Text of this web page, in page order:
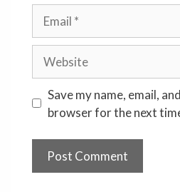
Save my name, email,
browser for the next